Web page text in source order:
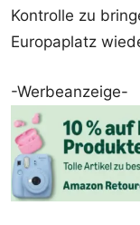
Kontrolle zu
Europaplatz
-Werbeanzeige-